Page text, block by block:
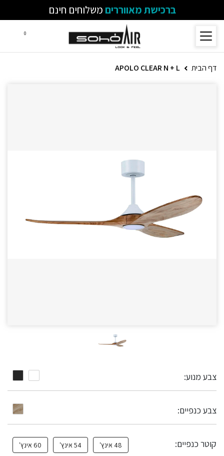
ברכישת מאוורריםמשלוחים חינם
0
דף הבית APOLO CLEAR N + L
צבע מנוע:
צבע כנפיים:
קוטר כנפיים: 48 אינץ’ 54 אינץ’ 60 אינץ’